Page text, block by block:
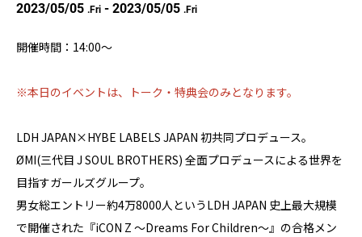
2023/05/05 .Fri - 2023/05/05 .Fri
開催時間：14:00〜
※本日のイベントは、トーク・特典会のみとなります。
LDH JAPAN×HYBE LABELS JAPAN 初共同プロデュース。
ØMI(三代目 J SOUL BROTHERS) 全面プロデュースによる世界を
目指すガールズグループ。
男女総エントリー約4万8000人というLDH JAPAN 史上最大規模
で開催された『iCON Z 〜Dreams For Children〜』の合格メン